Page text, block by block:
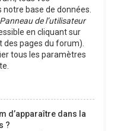
base de données.
Panneau de l’utilisateur
en cliquant sur
des pages du forum).
tous les paramètres
d’apparaître dans la
?